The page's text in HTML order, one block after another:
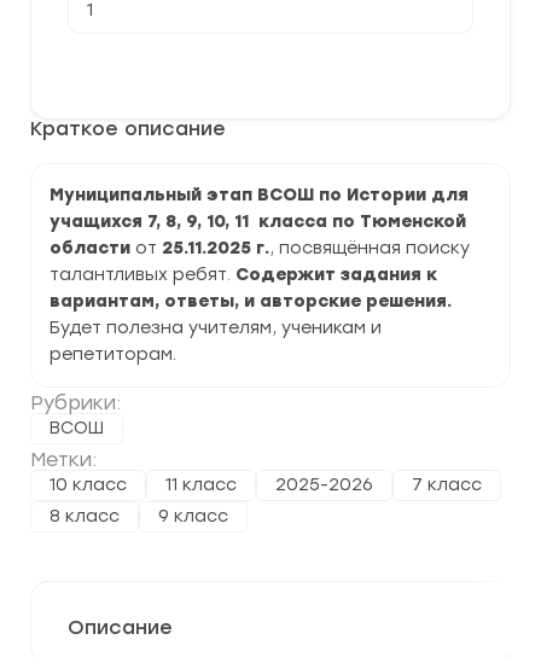
Краткое описание
Муниципальный этап ВСОШ по Истории для
учащихся 7, 8, 9, 10, 11 класса по Тюменской
области от 25.11.2025 г., посвящённая поиску
талантливых ребят. Содержит задания к
вариантам, ответы, и авторские решения.
Будет полезна учителям, ученикам и
репетиторам.
Рубрики:
ВСОШ
Метки:
10 класс 11 класс 2025-2026
7 класс
8 класс
9 класс
товара
Истории
г.
по
Тюменской
области
Описание